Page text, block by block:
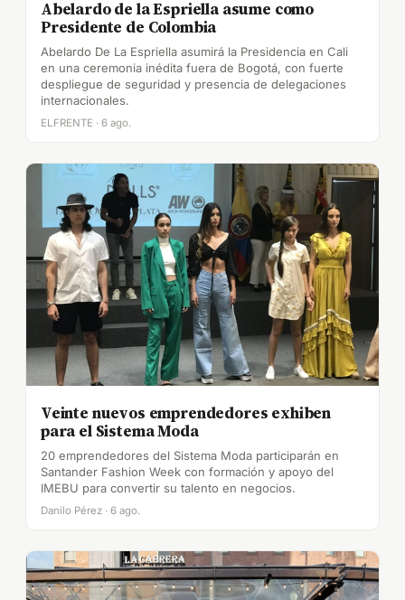
Abelardo de la Espriella asume como
Presidente de Colombia
Abelardo De La Espriella asumirá la Presidencia en Cali
en una ceremonia inédita fuera de Bogotá, con fuerte
despliegue de seguridad y presencia de delegaciones
internacionales.
ELFRENTE · 6 ago.
Veinte nuevos emprendedores exhiben
para el Sistema Moda
20 emprendedores del Sistema Moda participarán en
Santander Fashion Week con formación y apoyo del
IMEBU para convertir su talento en negocios.
Danilo Pérez · 6 ago.